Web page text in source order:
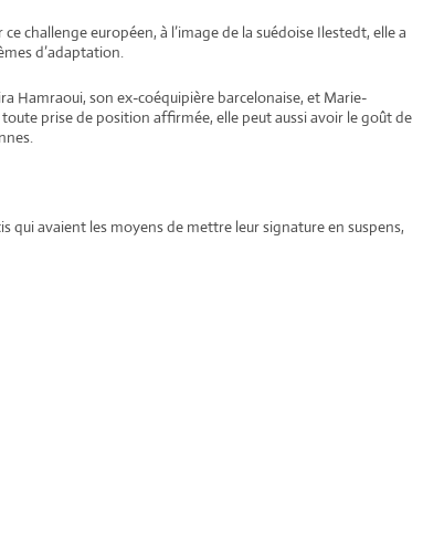
challenge européen, à l’image de la suédoise Ilestedt, elle a
d’adaptation.
Hamraoui, son ex-coéquipière barcelonaise, et Marie-
prise de position affirmée, elle peut aussi avoir le goût de
qui avaient les moyens de mettre leur signature en suspens,